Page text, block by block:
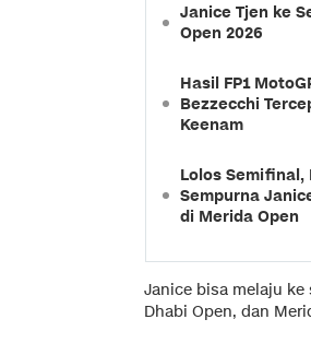
Janice Tjen ke
Open 2026
Hasil FP1
Bezzecchi
Keenam
Lolos Semifinal,
Sempurna
di Merida Open
Janice bisa melaju
Dhabi Open, dan